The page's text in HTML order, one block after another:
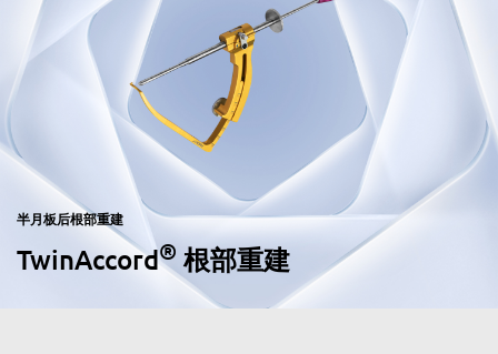
半月板后根部重建
TwinAccord® 根部重建